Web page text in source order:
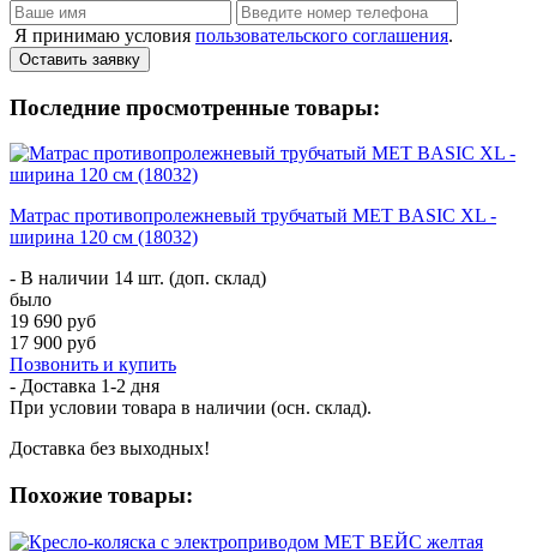
Я принимаю условия пользовательского соглашения.
Оставить заявку
Последние просмотренные товары:
Матрас противопролежневый трубчатый MET BASIC XL -
ширина 120 см (18032)
- В наличии 14 шт. (доп. склад)
было
19 690 руб
17 900 руб
Позвонить и купить
- Доставка 1-2 дня
При условии товара в наличии (осн. склад).
Доставка без выходных!
Похожие товары: